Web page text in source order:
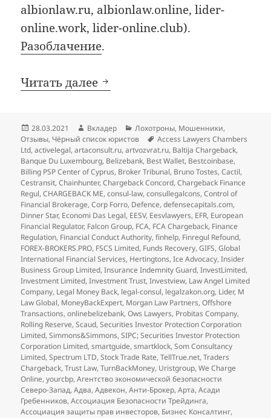
albionlaw.ru, albionlaw.online, lider-
online.work, lider-online.club).
Разоблачение.
Читать далее Добавления в чёрный
Опубликовано
28.03.2021 Автор
Вкладер Рубрики
Лохотроны, Мошенники,
Отзывы, Чёрный список юристов Метки
Access Lawyers Chambers
Ltd,activelegal,artaconsult.ru,artvozvrat.ru, Baltija Chargeback,
Banque Du Luxembourg, Belizebank, Best Wallet, Bestcoinbase,
Billing PSP Center of Cyprus, Broker Tribunal, Bruno Tostes,Cactil,
Cestransit,Chainhunter,Chargeback Concord,Chargeback Finance
Regul,CHARGEBACK ME,consul-law,consullegalcons,Control of
Financial Brokerage,Corp Forro, Defence,defensecapitals.com,
Dinner Star, Economi Das Legal, EESV, Eesvlawyers, EFR, European
Financial Regulator, Falcon Group, FCA, FCA Chargeback, Finance
Regulation, Financial Conduct Authority,finhelp, Finregul Refound,
FOREX-BROKERS.PRO, FSCS Limited, Funds Recovery,GIFS,Global
International Financial Services, Hertingtons,Ice Advocacy,Insider
Business Group Limited,Insurance Indemnity Guard,InvestLimited,
Investment Limited,Investment Trust,Investview, Law Angel Limited
Company, Legal Money Back, legal-consul, legalzakon.org, Lider, M
Law Global, MoneyBackExpert, Morgan Law Partners,Offshore
Transactions,onlinebelizebank,Ows Lawyers, Probitas Company,
Rolling Reserve,Scaud,Securities Investor Protection Corporation
Limited,Simmons&Simmons,SIPC; Securities Investor Protection
Corporation Limited,smartguide,smartklock,Som Consultancy
Limited,Spectrum LTD,Stock Trade Rate,TellTrue.net,Traders
Chargeback,Trust Law,TurnBackMoney, Uristgroup,We Charge
Online,yourcbp,Агентство экономической безопасности
Северо-Запад,Адва,Адвекон,Анти-Брокер,Арта,Асади
Гребенников,Ассоциация Безопасности Трейдинга,
Ассоциация защиты прав инвесторов, Бизнес Консалтинг,